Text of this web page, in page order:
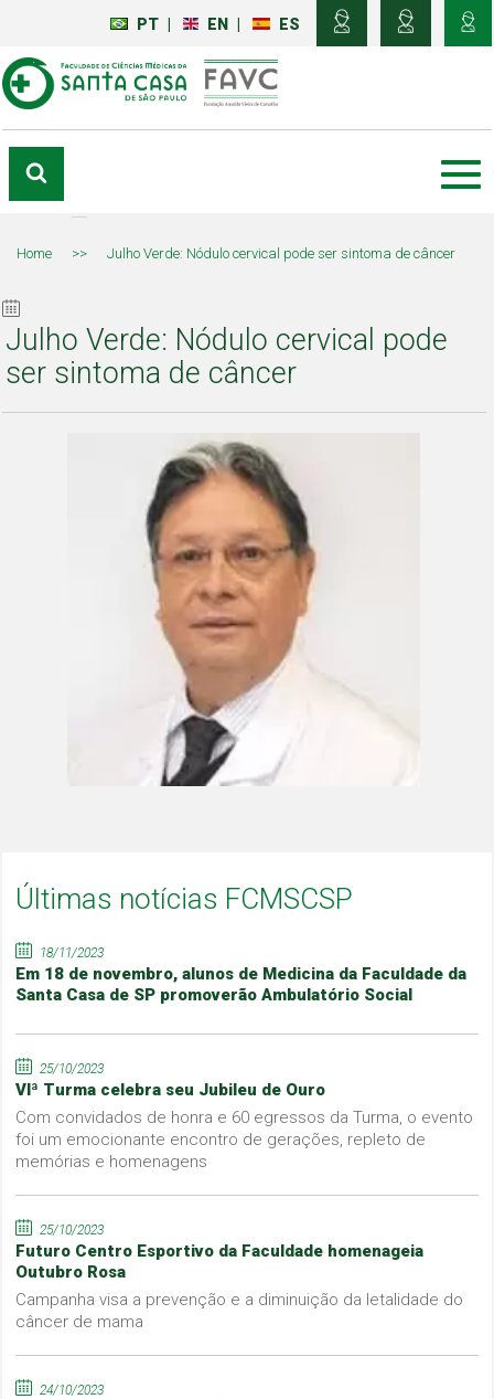
PT EN ES
Home >> Julho Verde: Nódulo cervical pode ser sintoma de câncer
Julho Verde: Nódulo cervical pode
ser sintoma de câncer
Últimas notícias FCMSCSP
18/11/2023
Em 18 de novembro, alunos de Medicina da Faculdade da
Santa Casa de SP promoverão Ambulatório Social
25/10/2023
VIª Turma celebra seu Jubileu de Ouro
Com convidados de honra e 60 egressos da Turma, o evento
foi um emocionante encontro de gerações, repleto de
memórias e homenagens
25/10/2023
Futuro Centro Esportivo da Faculdade homenageia
Outubro Rosa
Campanha visa a prevenção e a diminuição da letalidade do
câncer de mama
24/10/2023